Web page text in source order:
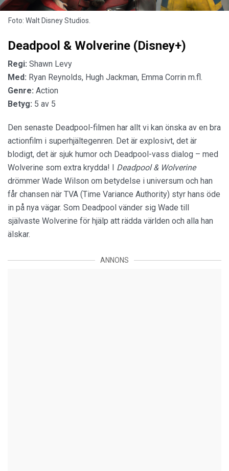
Foto: Walt Disney Studios.
Deadpool & Wolverine (Disney+)
Regi: Shawn Levy
Med: Ryan Reynolds, Hugh Jackman, Emma Corrin m.fl.
Genre: Action
Betyg: 5 av 5
Den senaste Deadpool-filmen har allt vi kan önska av en bra
actionfilm i superhjältegenren. Det är explosivt, det är
blodigt, det är sjuk humor och Deadpool-vass dialog – med
Wolverine som extra krydda! I Deadpool & Wolverine
drömmer Wade Wilson om betydelse i universum och han
får chansen när TVA (Time Variance Authority) styr hans öde
in på nya vägar. Som Deadpool vänder sig Wade till
självaste Wolverine för hjälp att rädda världen och alla han
älskar.
ANNONS